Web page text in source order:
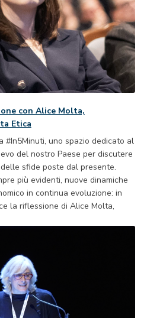
con Alice Molta,
Etica
#In5Minuti, uno spazio dedicato al
del nostro Paese per discutere
sfide poste dal presente.
più evidenti, nuove dinamiche
in continua evoluzione: in
la riflessione di Alice Molta,